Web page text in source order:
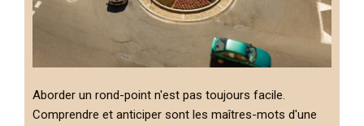
Aborder un rond-point n'est pas toujours facile.
Comprendre et anticiper sont les maîtres-mots d'une